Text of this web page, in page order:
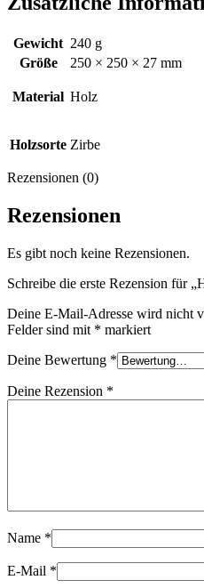
Gewicht 240 g
Größe
250 × 250 × 27 mm
Material Holz
Holzsorte Zirbe
Rezensionen (0)
Rezensionen
Es gibt noch keine Rezensionen.
Schreibe die erste Rezension für
Deine E-Mail-Adresse wird nicht
Felder sind mit * markiert
Deine Bewertung *
Deine Rezension *
Name *
E-Mail *